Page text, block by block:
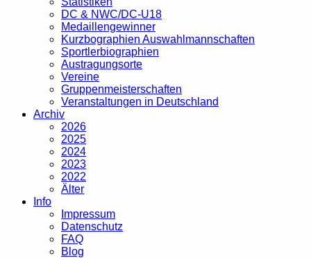
DC & NWC/DC-U18
Medaillengewinner
Kurzbographien Auswahlmannschaften
Sportlerbiographien
Austragungsorte
Vereine
Gruppenmeisterschaften
Veranstaltungen in Deutschland
Archiv
2026
2025
2024
2023
2022
Älter
Info
Impressum
Datenschutz
FAQ
Blog